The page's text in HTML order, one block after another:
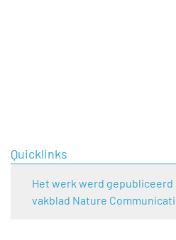
Quicklinks
Het werk werd
vakblad Nature